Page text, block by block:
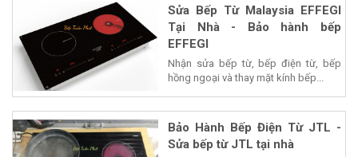
Sửa Bếp Từ Malaysia EFFEGI
Tại Nhà - Bảo hành bếp
EFFEGI
Nhận sửa bếp từ, bếp điện từ, bếp
hồng ngoại và thay mặt kính bếp...
Bảo Hành Bếp Điện Từ JTL -
Sửa bếp từ JTL tại nhà